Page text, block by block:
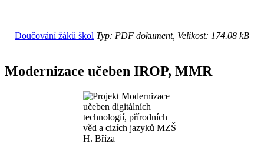
Doučování žáků škol Typ: PDF dokument, Velikost: 174.08 kB
Modernizace učeben IROP, MMR